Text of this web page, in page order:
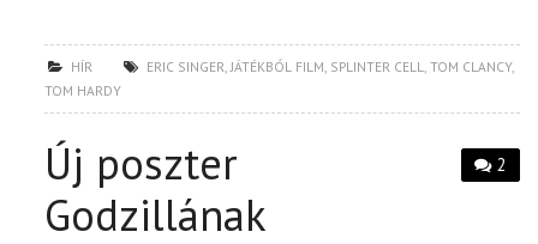
HÍR ERIC SINGER JÁTÉKBÓL FILM SPLINTER CELL ,TOM CLANCY,
TOM HARDY
2
Új poszter
Godzillának